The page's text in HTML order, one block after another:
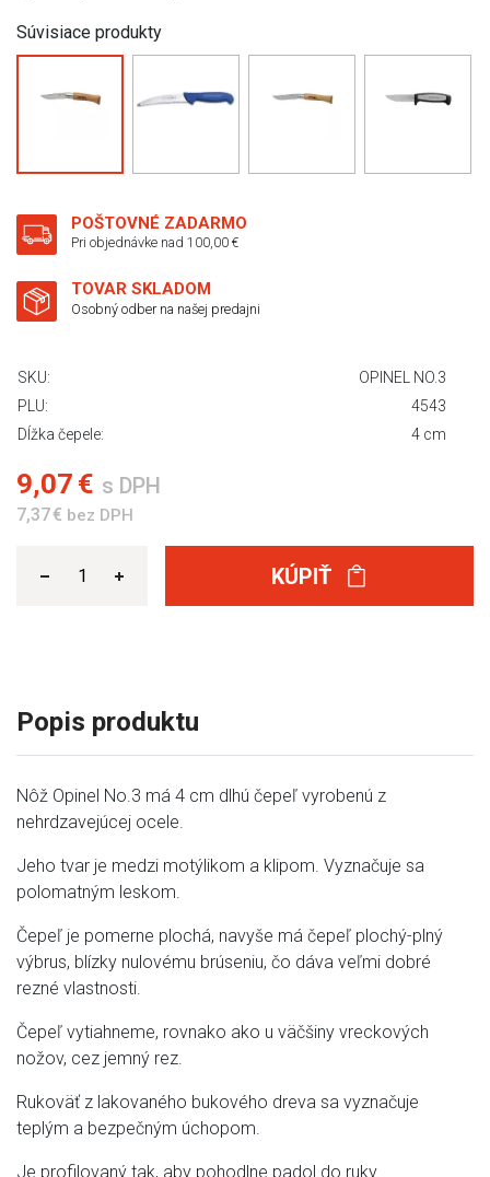
Súvisiace produkty
POŠTOVNÉ ZADARMO
Pri objednávke nad 100,00 €
TOVAR SKLADOM
Osobný odber na našej predajni
SKU:
OPINEL NO.3
PLU:
4543
Dĺžka čepele:
4 cm
9,07 € s DPH
7,37 € bez DPH
KÚPIŤ
Popis produktu
Nôž Opinel No.3 má 4 cm dlhú čepeľ vyrobenú z
nehrdzavejúcej ocele.
Jeho tvar je medzi motýlikom a klipom. Vyznačuje sa
polomatným leskom.
Čepeľ je pomerne plochá, navyše má čepeľ plochý-plný
výbrus, blízky nulovému brúseniu, čo dáva veľmi dobré
rezné vlastnosti.
Čepeľ vytiahneme, rovnako ako u väčšiny vreckových
nožov, cez jemný rez.
Rukoväť z lakovaného bukového dreva sa vyznačuje
teplým a bezpečným úchopom.
Je profilovaný tak, aby pohodlne padol do ruky.